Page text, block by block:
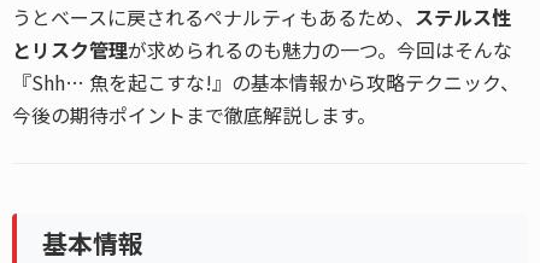
うとベースに戻されるペナルティもあるため、 ステルス性
とリスク管理が求められるのも魅力の一つ。今回はそんな
『Shh… 魚を起こすな!』の基本情報から攻略テクニック、
今後の期待ポイントまで徹底解説します。
基本情報